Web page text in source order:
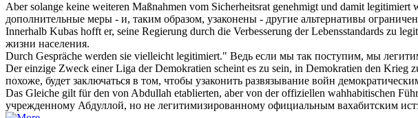
Aber solange keine weiteren Maßnahmen vom Sicherheitsrat genehmigt und damitlegitimiert
дополнительные меры - и, таким образом, узаконены - другие альтернативы
Innerhalb Kubas hofft er, seine Regierung durch die Verbesserung der Lebensstandards zu
жизни населения.
Durch Gespräche werden sie vielleichtlegitimiert." Ведь если мы так поступим, мы
Der einzige Zweck einer Liga der Demokratien scheint es zu sein, in Demokratien den Krieg
похоже, будет заключаться в том, чтобы узаконить развязывание войн
Das Gleiche gilt für den von Abdullah etablierten, aber von der offiziellen wahhabitischen
учрежденному Абдуллой, но не легитимизированному официальным вахабитским